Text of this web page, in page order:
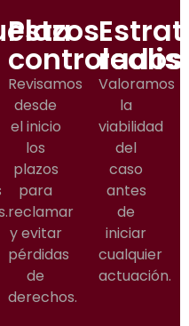
Plazos
controlados
Revisamos
desde
el inicio
los
plazos
para
reclamar
y evitar
pérdidas
de
derechos.
Valoramos
la
viabilidad
del
caso
antes
de
iniciar
cualquier
actuación.